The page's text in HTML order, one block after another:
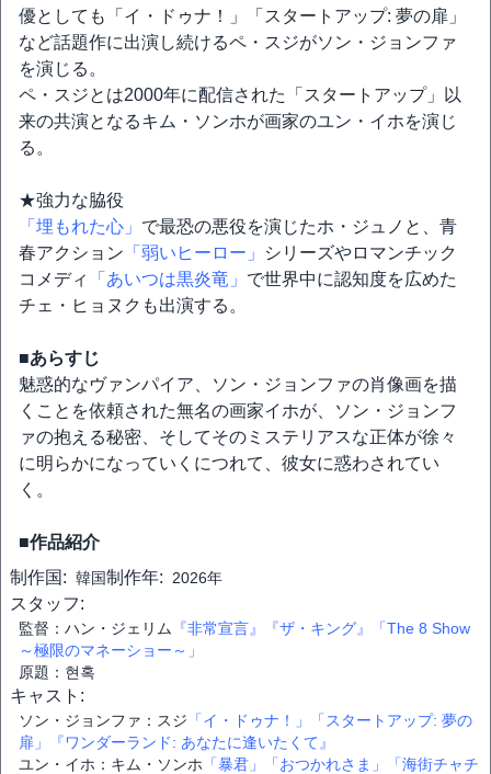
優としても「イ・ドゥナ！」「スタートアップ: 夢の扉」
など話題作に出演し続けるペ・スジがソン・ジョンファ
を演じる。
ペ・スジとは2000年に配信された「スタートアップ」以
来の共演となるキム・ソンホが画家のユン・イホを演じ
る。
★強力な脇役
「埋もれた心」 で最恐の悪役を演じたホ・ジュノと、青
春アクション 「弱いヒーロー」
シリーズやロマンチック
コメディ
「あいつは黒炎竜」 で世界中に認知度を広めた
チェ・ヒョヌクも出演する。
■あらすじ
魅惑的なヴァンパイア、ソン・ジョンファの肖像画を描
くことを依頼された無名の画家イホが、ソン・ジョンフ
ァの抱える秘密、そしてそのミステリアスな正体が徐々
に明らかになっていくにつれて、彼女に惑わされてい
く。
■作品紹介
制作国: 韓国制作年: 2026年
スタッフ:
監督：ハン・ジェリム 『非常宣言』 『ザ・キング』
「The 8 Show
～極限のマネーショー～」
原題：현혹
キャスト:
ソン・ジョンファ：スジ 「イ・ドゥナ！」
「スタートアップ: 夢の
扉」
『ワンダーランド: あなたに逢いたくて』
ユン・イホ：キム・ソンホ 「暴君」 「おつかれさま」
「海街チャチ